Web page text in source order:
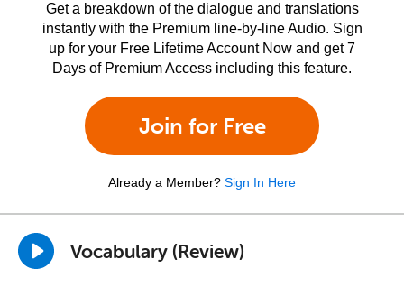
Get a breakdown of the dialogue and translations
instantly with the Premium line-by-line Audio. Sign
up for your Free Lifetime Account Now and get 7
Days of Premium Access including this feature.
Join for Free
Already a Member? Sign In Here
Vocabulary (Review)